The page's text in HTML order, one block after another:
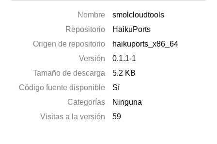
Nombre
smolcloudtools
Repositorio
HaikuPorts
Origen de repositorio
haikuports_x86_64
Versión
0.1.1-1
Tamaño de descarga
5.2 KB
Código fuente disponible
Sí
Categorías
Ninguna
Visitas a la versión
59